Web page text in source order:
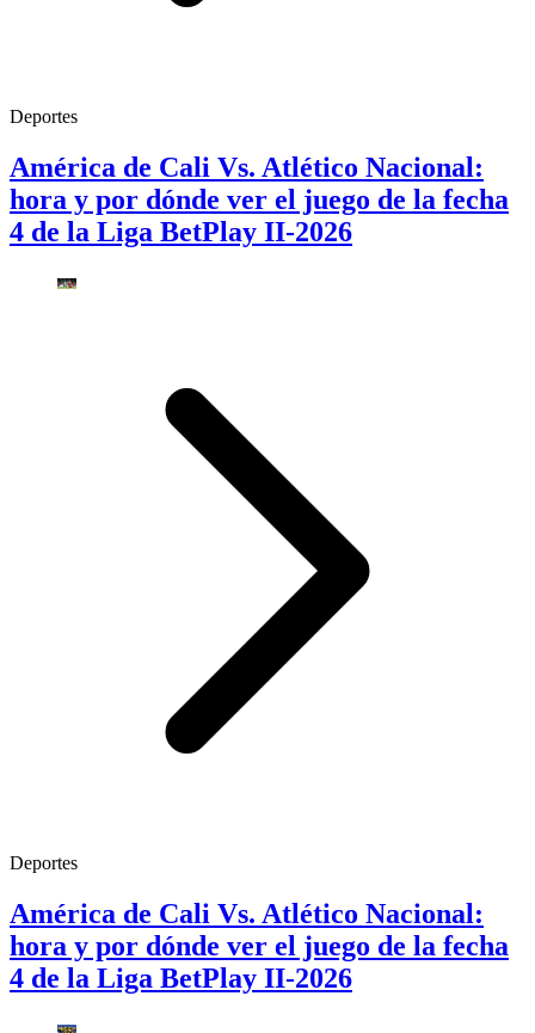
Deportes
América de Cali Vs. Atlético Nacional:
hora y por dónde ver el juego de la fecha
4 de la Liga BetPlay II-2026
Deportes
América de Cali Vs. Atlético Nacional:
hora y por dónde ver el juego de la fecha
4 de la Liga BetPlay II-2026